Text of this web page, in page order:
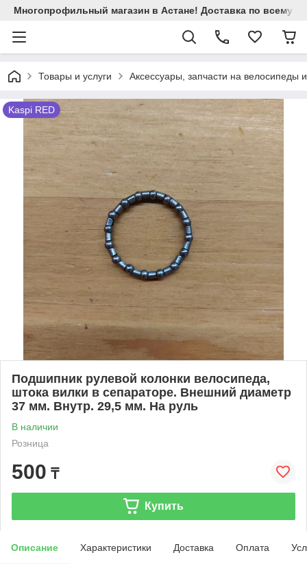
Многопрофильный магазин в Астане! Доставка по всему
Товары и услуги Аксессуары, запчасти на велосипеды
Kaspi RED
Подшипник рулевой колонки велосипеда,
штока вилки в сепараторе. Внешний диаметр
37 мм. Внутр. 29,5 мм. На руль
В наличии
Розница
500 ₸
Купить
Описание Характеристики Доставка Оплата